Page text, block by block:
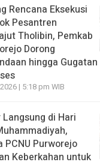
Rencana
Dorong
lalu
Rencana Eksekusi
Pesantren
Tholibin, Pemkab
Dorong
hingga
| 5:18 pm WIB
Langsung di Hari
PCNU Purworejo
Keberkahan untuk